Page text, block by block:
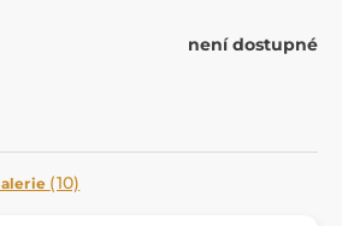
není dostupné
(10)